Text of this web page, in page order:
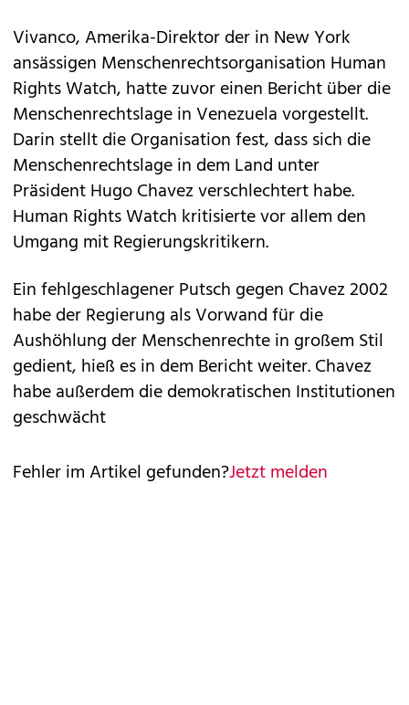
Vivanco, Amerika-Direktor der in New York
ansässigen Menschenrechtsorganisation Human
Rights Watch, hatte zuvor einen Bericht über die
Menschenrechtslage in Venezuela vorgestellt.
Darin stellt die Organisation fest, dass sich die
Menschenrechtslage in dem Land unter
Präsident Hugo Chavez verschlechtert habe.
Human Rights Watch kritisierte vor allem den
Umgang mit Regierungskritikern.
Ein fehlgeschlagener Putsch gegen Chavez 2002
habe der Regierung als Vorwand für die
Aushöhlung der Menschenrechte in großem Stil
gedient, hieß es in dem Bericht weiter. Chavez
habe außerdem die demokratischen Institutionen
geschwächt
Fehler im Artikel gefunden?Jetzt melden